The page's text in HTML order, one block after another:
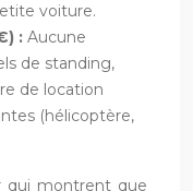
voiture.
: Aucune
de standing,
de location
(hélicoptère,
qui montrent que